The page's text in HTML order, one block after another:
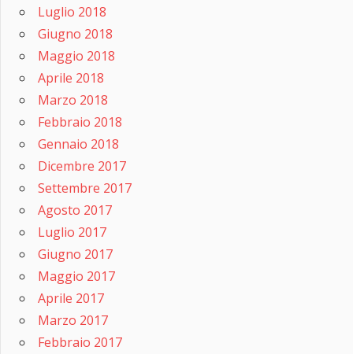
Luglio 2018
Giugno 2018
Maggio 2018
Aprile 2018
Marzo 2018
Febbraio 2018
Gennaio 2018
Dicembre 2017
Settembre 2017
Agosto 2017
Luglio 2017
Giugno 2017
Maggio 2017
Aprile 2017
Marzo 2017
Febbraio 2017